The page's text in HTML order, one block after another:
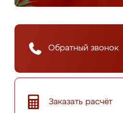
Обратный звонок
Заказать расчёт